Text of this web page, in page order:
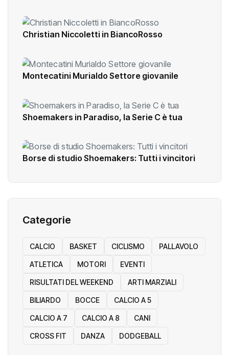
Christian Niccoletti in BiancoRosso
Montecatini Murialdo Settore giovanile
Shoemakers in Paradiso, la Serie C è tua
Borse di studio Shoemakers: Tutti i vincitori
Categorie
CALCIO BASKET CICLISMO PALLAVOLO
ATLETICA MOTORI EVENTI
RISULTATI DEL WEEKEND ARTI MARZIALI
BILIARDO BOCCE CALCIO A 5
CALCIO A 7 CALCIO A 8 CANI
CROSS FIT DANZA DODGEBALL